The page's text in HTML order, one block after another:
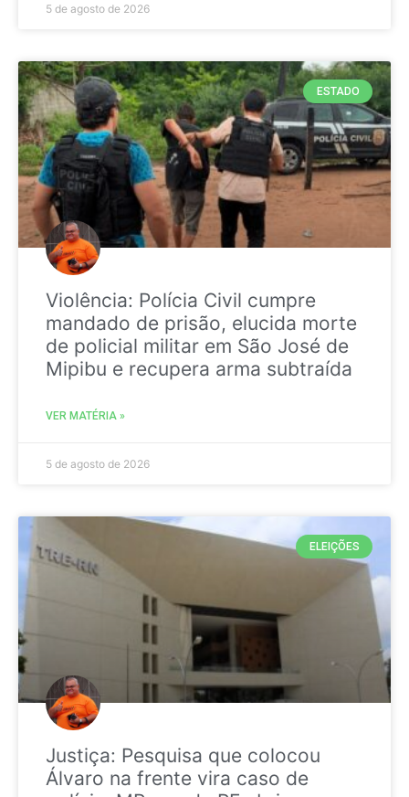
5 de agosto de 2026
ESTADO
Violência: Polícia Civil cumpre
mandado de prisão, elucida morte
de policial militar em São José de
Mipibu e recupera arma subtraída
VER MATÉRIA »
5 de agosto de 2026
ELEIÇÕES
Justiça: Pesquisa que colocou
Álvaro na frente vira caso de